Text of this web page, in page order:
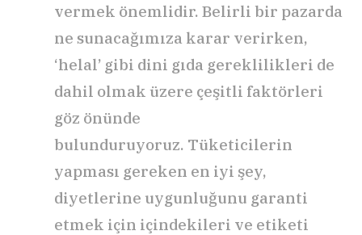
vermek önemlidir. Belirli bir pazarda
ne sunacağımıza karar verirken,
‘helal’ gibi dini gıda gereklilikleri de
dahil olmak üzere çeşitli faktörleri
göz önünde
bulunduruyoruz. Tüketicilerin
yapması gereken en iyi şey,
diyetlerine uygunluğunu garanti
etmek için içindekileri ve etiketi